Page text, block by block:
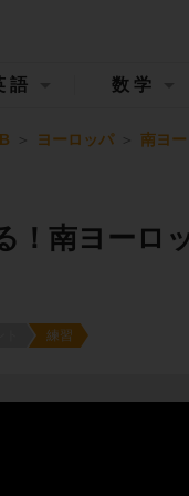
語 数学
ヨーロッパ 南ヨ
！南ヨーロ
練習